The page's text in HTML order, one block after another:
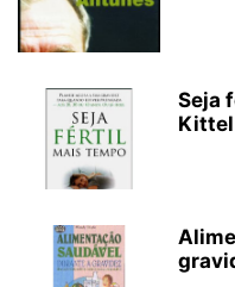
Seja
Kittel